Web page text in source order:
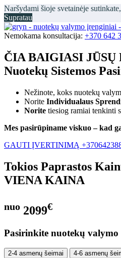
Naršydami šioje svetainėje
Supratau
Nemokama konsultacija: +370 642
ČIA BAIGIASI JŪSŲ
Nuotekų Sistemos
Nežinote, koks nuotekų
Norite Individualaus
Norite tiesiog ramiai tenkinti
Mes pasirūpiname viskuo – kad
GAUTI ĮVERTINIMĄ
Tokios Paprastos
VIENA KAINA
nuo 2099€
Pasirinkite nuotekų
2-4 asmenų šeimai 4-6 asmenų